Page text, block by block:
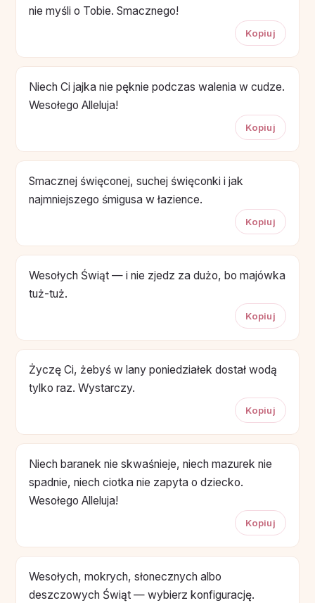
nie myśli o Tobie. Smacznego!
Kopiuj
Niech Ci jajka nie pęknie podczas walenia w cudze.
Wesołego Alleluja!
Kopiuj
Smacznej święconej, suchej święconki i jak
najmniejszego śmigusa w łazience.
Kopiuj
Wesołych Świąt — i nie zjedz za dużo, bo majówka
tuż-tuż.
Kopiuj
Życzę Ci, żebyś w lany poniedziałek dostał wodą
tylko raz. Wystarczy.
Kopiuj
Niech baranek nie skwaśnieje, niech mazurek nie
spadnie, niech ciotka nie zapyta o dziecko.
Wesołego Alleluja!
Kopiuj
Wesołych, mokrych, słonecznych albo
deszczowych Świąt — wybierz konfigurację.